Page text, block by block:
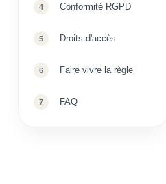
Conformité RGPD
Droits d'accès
Faire vivre la règle
FAQ